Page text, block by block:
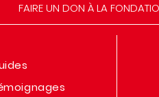
FAIRE UN DON À LA